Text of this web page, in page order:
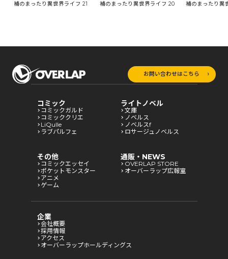
補のまったり異世界ライフ 21
補のまったり異世界ライフ 20
補のまったり異
お問い合わせはこちら
コミック
コミックガルド
コミッククリエ
LiQulle
ラブパルフェ
ライトノベル
文庫
ノベルス
ノベルスf
ロサージュノベルス
その他
コミックエッセイ
ポケットモンスター
アニメ
ゲーム
通販・NEWS
OVERLAP STORE
オーバーラップ広報室
企業
会社概要
採用情報
アクセス
オーバーラップホールディングス